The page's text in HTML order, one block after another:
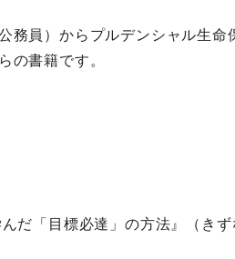
務員）から プルデンシャル生命
の書籍です。
だ「目標必達」の方法』（きず